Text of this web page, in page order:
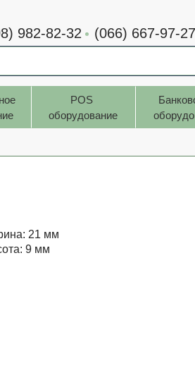
982-82-32 (066) 667-97-27
POS
оборудование
21 мм
9 мм